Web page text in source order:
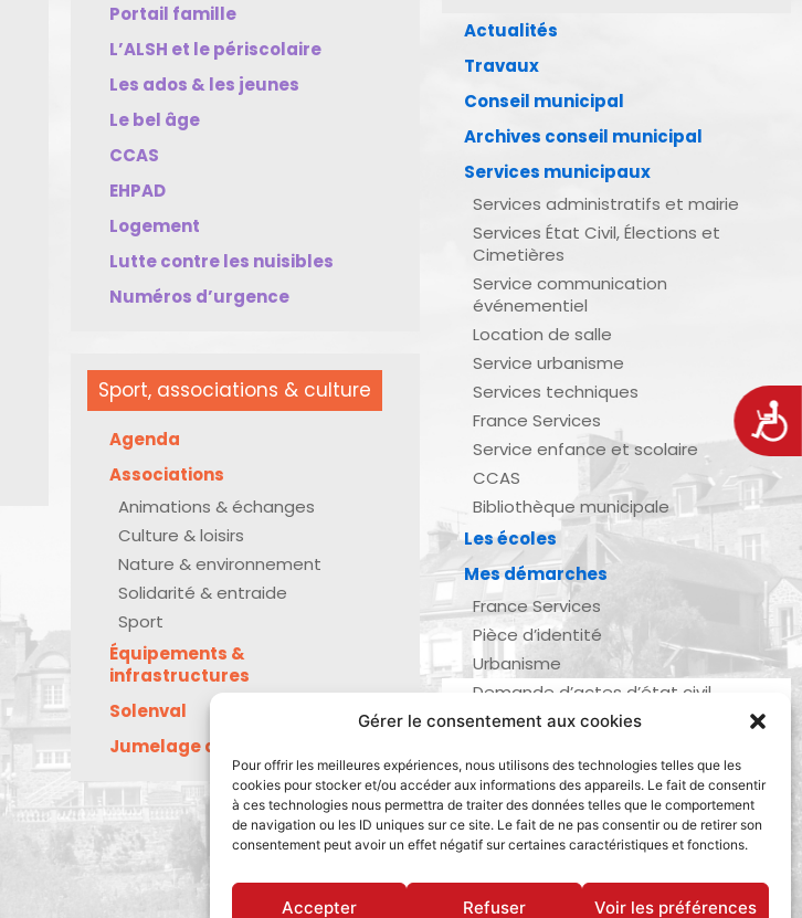
Gérer le consentement aux cookies
Pour offrir les meilleures expériences, nous utilisons des technologies telles que les
cookies pour stocker et/ou accéder aux informations des appareils. Le fait de consentir
à ces technologies nous permettra de traiter des données telles que le comportement
de navigation ou les ID uniques sur ce site. Le fait de ne pas consentir ou de retirer son
consentement peut avoir un effet négatif sur certaines caractéristiques et fonctions.
Accepter Refuser Voir les préférences
Portail famille
L’ALSH et le périscolaire
Les ados & les jeunes
Le bel âge
CCAS
EHPAD
Logement
Lutte contre les nuisibles
Numéros d’urgence
Sport, associations & culture
Agenda
Associations
Animations & échanges
Culture & loisirs
Nature & environnement
Solidarité & entraide
Sport
Équipements &
infrastructures
Solenval
Jumelage avec Kreuzau
Actualités
Travaux
Conseil municipal
Archives conseil municipal
Services municipaux
Services administratifs et mairie
Services État Civil, Élections et
Cimetières
Service communication
événementiel
Location de salle
Service urbanisme
Services techniques
France Services
Service enfance et scolaire
CCAS
Bibliothèque municipale
Les écoles
Mes démarches
France Services
Pièce d’identité
Urbanisme
Demande d’actes d’état civil
Se marier, se pacser
Recensement militaire
Le journal de ma ville
Gestion des déchets
Dinan Agglomération